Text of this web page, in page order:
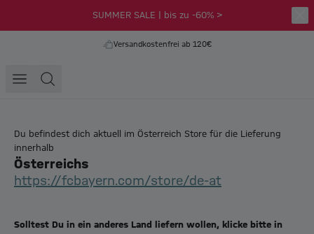
SUMMER SALE | bis zu -60% >
Versandkostenfrei ab 120€
Du befindest dich aktuell im Österreich Store für die Lieferung
innerhalb
Österreichs
https://fcbayern.com/store/de-at
Solltest Du in ein anderes Land liefern wollen, klicke bitte in